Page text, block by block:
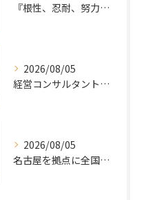
『根性、忍耐、努力という言葉は死語なのか』
2026/08/05
経営コンサルタントのモーちゃん・毛利京申です。
2026/08/05
名古屋を拠点に全国で活動する 経営コンサルタントの 毛利京申...